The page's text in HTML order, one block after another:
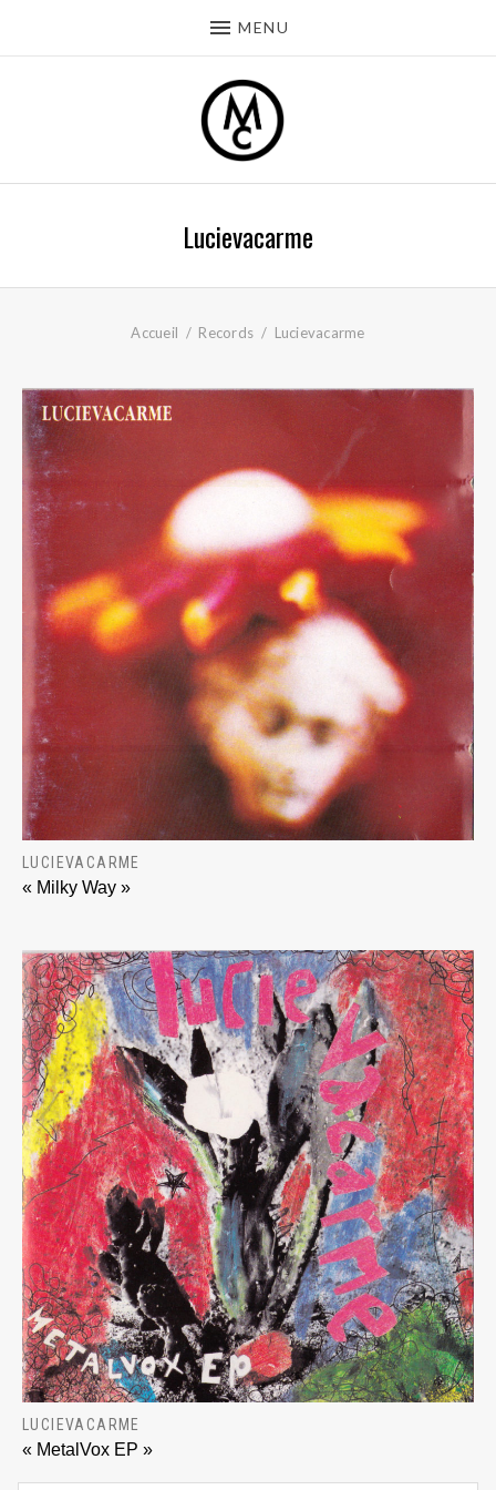
MENU
Lucievacarme
Accueil Records Lucievacarme
« Milky Way »
LUCIEVACARME
« MetalVox EP »
LUCIEVACARME